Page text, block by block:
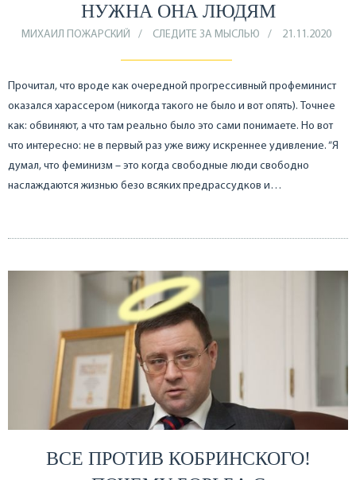
НУЖНА ОНА ЛЮДЯМ
МИХАИЛ ПОЖАРСКИЙ СЛЕДИТЕ ЗА МЫСЛЬЮ 21.11.2020
Прочитал, что вроде как очередной прогрессивный профеминист
оказался харассером (никогда такого не было и вот опять). Точнее
как: обвиняют, а что там реально было это сами понимаете. Но вот
что интересно: не в первый раз уже вижу искреннее удивление. “Я
думал, что феминизм – это когда свободные люди свободно
наслаждаются жизнью безо всяких предрассудков и…
ВСЕ ПРОТИВ КОБРИНСКОГО!